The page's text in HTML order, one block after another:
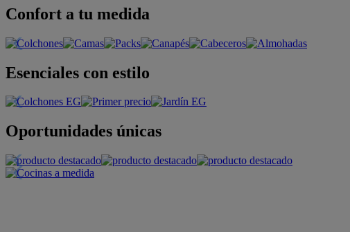
Confort a tu medida
Esenciales con estilo
Oportunidades únicas